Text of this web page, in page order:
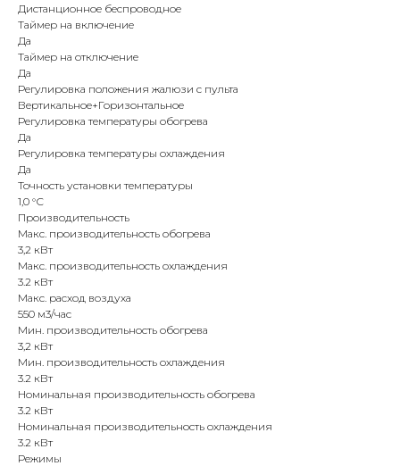
Дистанционное беспроводное
Таймер на включение
Да
Таймер на отключение
Да
Регулировка положения жалюзи с пульта
Вертикальное+Горизонтальное
Регулировка температуры обогрева
Да
Регулировка температуры охлаждения
Да
Точность установки температуры
1,0 °С
Производительность
Макс. производительность обогрева
3,2 кВт
Макс. производительность охлаждения
3.2 кВт
Макс. расход воздуха
550 м3/час
Мин. производительность обогрева
3,2 кВт
Мин. производительность охлаждения
3.2 кВт
Номинальная производительность обогрева
3.2 кВт
Номинальная производительность охлаждения
3.2 кВт
Режимы